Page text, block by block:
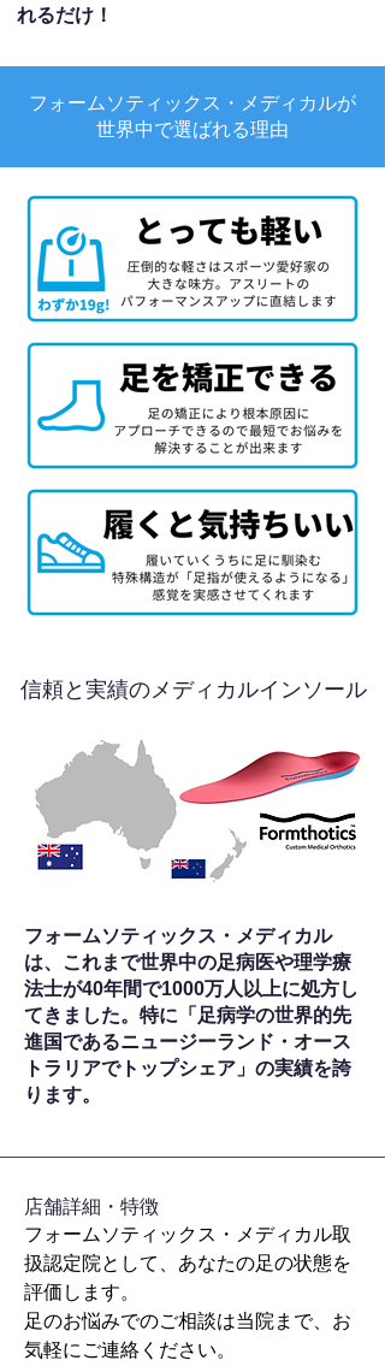
れるだけ！
フォームソティックス・メディカルが
世界中で選ばれる理由
信頼と実績のメディカルインソール
フォームソティックス・メディカル
は、これまで世界中の足病医や理学療
法士が40年間で1000万人以上に処方し
てきました。特に「足病学の世界的先
進国であるニュージーランド・オース
トラリアでトップシェア」の実績を誇
ります。
​店舗詳細・特徴
フォームソティックス・メディカル取
扱認定院として、あなたの足の状態を
評価します。
足のお悩みでのご相談は当院まで、お
気軽にご連絡ください。